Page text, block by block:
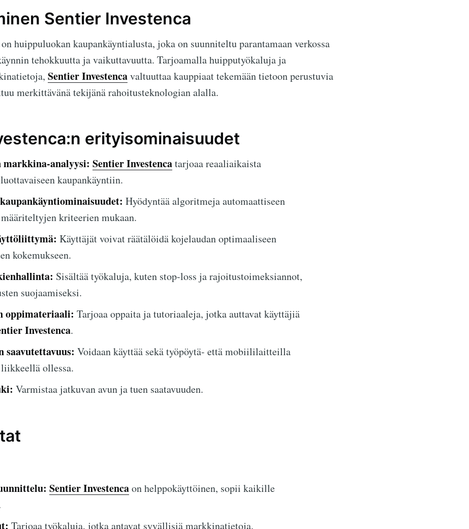
Sentier Investenca
on huippuluokan kaupankäyntialusta, joka on suunniteltu parantamaan verkossa
tehokkuutta ja vaikuttavuutta. Tarjoamalla huipputyökaluja ja
Sentier Investencavaltuuttaa kauppiaat tekemään tietoon perustuvia
merkittävänä tekijänä rahoitusteknologian alalla.
erityisominaisuudet
markkina-analyysi: Sentier Investencatarjoaa reaaliaikaista
kaupankäyntiin.
Hyödyntää algoritmeja automaattiseen
kriteerien mukaan.
Käyttäjät voivat räätälöidä kojelaudan optimaaliseen
kokemukseen.
Sisältää työkaluja, kuten stop-loss ja rajoitustoimeksiannot,
suojaamiseksi.
oppimateriaali: Tarjoaa oppaita ja tutoriaaleja, jotka auttavat käyttäjiä
Investenca.
saavutettavuus: Voidaan käyttää sekä työpöytä- että mobiililaitteilla
ollessa.
Varmistaa jatkuvan avun ja tuen saatavuuden.
Sentier Investencaon helppokäyttöinen, sopii kaikille
Tarjoaa työkaluja, jotka antavat syvällisiä markkinatietoja.